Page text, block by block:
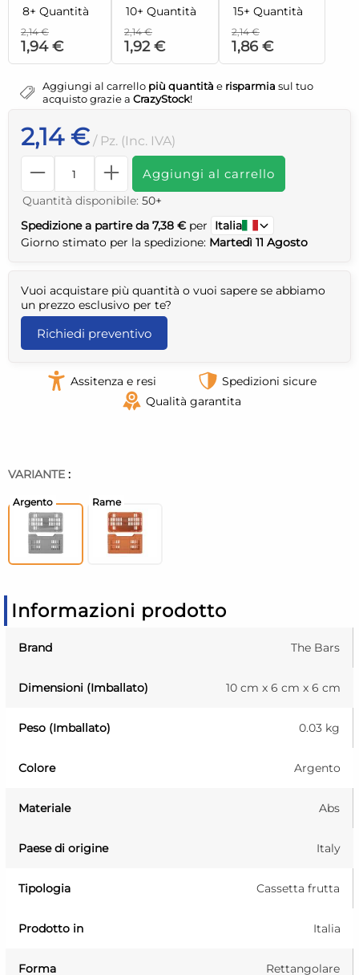
8+ Quantità
2,14 €
1,94 €
10+ Quantità
2,14 €
1,92 €
15+ Quantità
2,14 €
1,86 €
Aggiungi al carrello più quantità e risparmia sul tuo
acquisto grazie a CrazyStock!
2,14 € / Pz. (Inc. IVA)
Aggiungi al carrello
Quantità disponibile: 50+
Spedizione a partire da 7,38 € per
Italia
Giorno stimato per la spedizione: Martedì 11 Agosto
Vuoi acquistare più quantità o vuoi sapere se abbiamo
un prezzo esclusivo per te?
Richiedi preventivo
Assitenza e resi
Spedizioni sicure
Qualità garantita
VARIANTE :
Informazioni prodotto
Brand The Bars
Dimensioni (Imballato) 10 cm x 6 cm x 6 cm
Peso (Imballato) 0.03 kg
Colore Argento
Materiale Abs
Paese di origine Italy
Tipologia Cassetta frutta
Prodotto in Italia
Forma Rettangolare